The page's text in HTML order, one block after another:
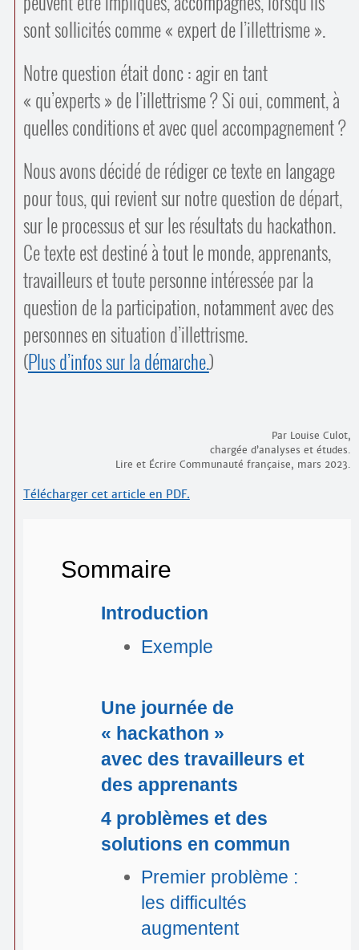
sont sollicités comme « expert de l’illettrisme ».
Notre question était donc : agir en tant
« qu’experts » de l’illettrisme ? Si oui, comment, à
quelles conditions et avec quel accompagnement ?
Nous avons décidé de rédiger ce texte en langage
pour tous, qui revient sur notre question de départ,
sur le processus et sur les résultats du hackathon.
Ce texte est destiné à tout le monde, apprenants,
travailleurs et toute personne intéressée par la
question de la participation, notamment avec des
personnes en situation d’illettrisme.
(Plus d’infos sur la démarche.)
Par Louise Culot,
chargée d’analyses et études.
Lire et Écrire Communauté française, mars 2023.
Télécharger cet article en PDF.
Sommaire
Introduction
Exemple
Une journée de
« hackathon »
avec des travailleurs et
des apprenants
4 problèmes et des
solutions en commun
Premier problème :
les difficultés
augmentent